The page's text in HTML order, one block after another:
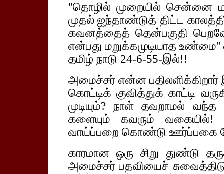
"தொழில் முறையில் சென்னை
முதல் ஐந்தாண்டுத் திட்ட
கவனத்தைத் தென்பகுதி
என்பது மறுக்கமுடியாத உண்மை''
தமிழ் நாடு 24-6-55-இல்!!
அமைச்சர் என்ன
கொட்டிக் குவித்துக் காட்டி
முடியும்? நாள் தவறாமல்
களையும் கவரும் வகையில்!
வாய்ப்பறை கொண்டு ஊர்ப்பகை
காரமான ஒரு சிறு துண்டு
அமைச்சர் பதவியைச்